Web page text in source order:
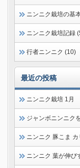
ニンニク栽培の基
ニンニク栽培記録
行者ニンニク (10)
最近の投稿
ニンニク栽培 1月
ジャンボニンニク
ニンニク 豚こま
ニンニク 葉が伸び